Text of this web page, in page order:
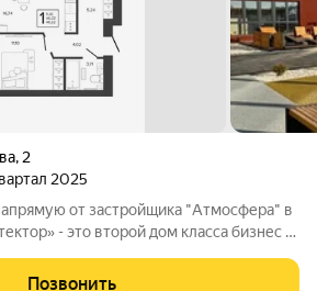
, 2
2025
от застройщика "Атмосфера" в
- это второй дом класса бизнес с
- главное архитектурное
Позвонить